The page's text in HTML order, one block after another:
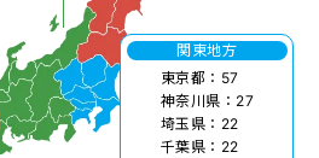
関東地方
東京都：57
神奈川県：27
埼玉県：22
千葉県：22